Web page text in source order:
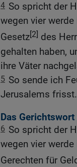
4 So spricht der
wegen vier
Gesetz[2] des
gehalten haben,
ihre Väter
5 So sende ich
Jerusalems frisst.
Das
6 So spricht der
wegen vier
Gerechten für